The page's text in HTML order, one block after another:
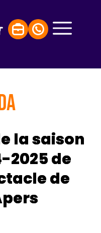
la saison
2025 de
de